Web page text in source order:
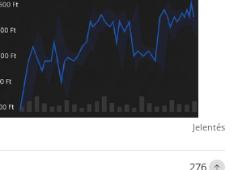
Jelentés
276